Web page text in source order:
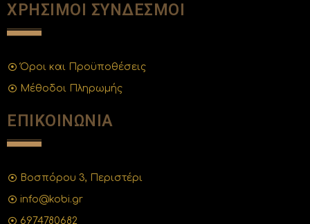
ΧΡΗΣΙΜΟΙ ΣΥΝΔΕΣΜΟΙ
Όροι και Προϋποθέσεις
Μέθοδοι Πληρωμής
ΕΠΙΚΟΙΝΩΝΙΑ
Βοσπόρου 3, Περιστέρι
info@kobi.gr
6974780682